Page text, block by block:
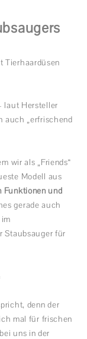
laut Hersteller
auch „erfrischend
wir als „Friends“
Modell aus
Funktionen und
gerade auch
Staubsauger für
denn der
mal für frischen
uns in der